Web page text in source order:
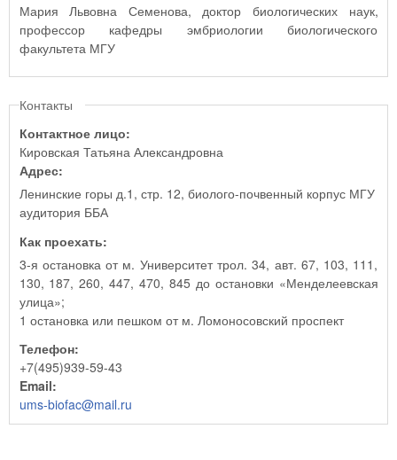
Мария Львовна Семенова, доктор биологических наук,
профессор кафедры эмбриологии биологического
факультета МГУ
Контакты
Контактное лицо:
Кировская Татьяна Александровна
Адрес:
Ленинские горы д.1, стр. 12, биолого-почвенный корпус МГУ
аудитория ББА
Как проехать:
3-я остановка от м. Университет трол. 34, авт. 67, 103, 111,
130, 187, 260, 447, 470, 845 до остановки «Менделеевская
улица»;
1 остановка или пешком от м. Ломоносовский проспект
Телефон:
+7(495)939-59-43
Email:
ums-biofac@mail.ru